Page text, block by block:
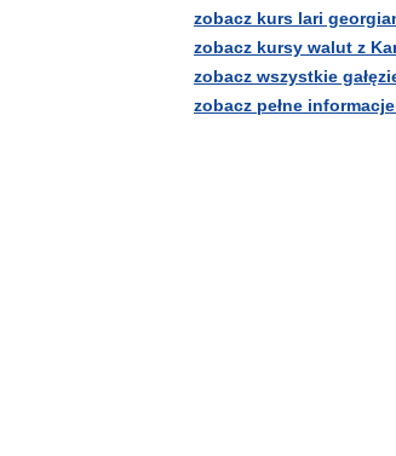
zobacz kurs lari
zobacz kursy walut z
zobacz wszystkie
zobacz pełne